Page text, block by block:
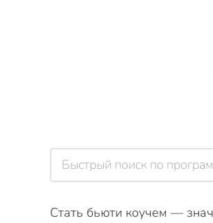
Стать бьюти коучем —